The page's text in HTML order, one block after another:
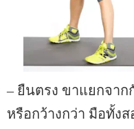
– ยืนตรง ขาแยกจา
หรือกว้างกว่า มือทั้ง